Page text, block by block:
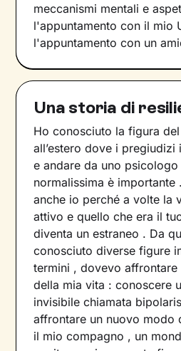
meccanismi mentali e
l'appuntamento con il mio
l'appuntamento con un
Una storia di
Ho conosciuto la figura
all’estero dove i pregiudizi
e andare da uno psicologo
normalissima è importante
anche io perché a volte la
attivo e quello che era il
diventa un estraneo . Da
conosciuto diverse figure
termini , dovevo affrontare
della mia vita : conoscere
invisibile chiamata
affrontare un nuovo modo
il mio compagno , un